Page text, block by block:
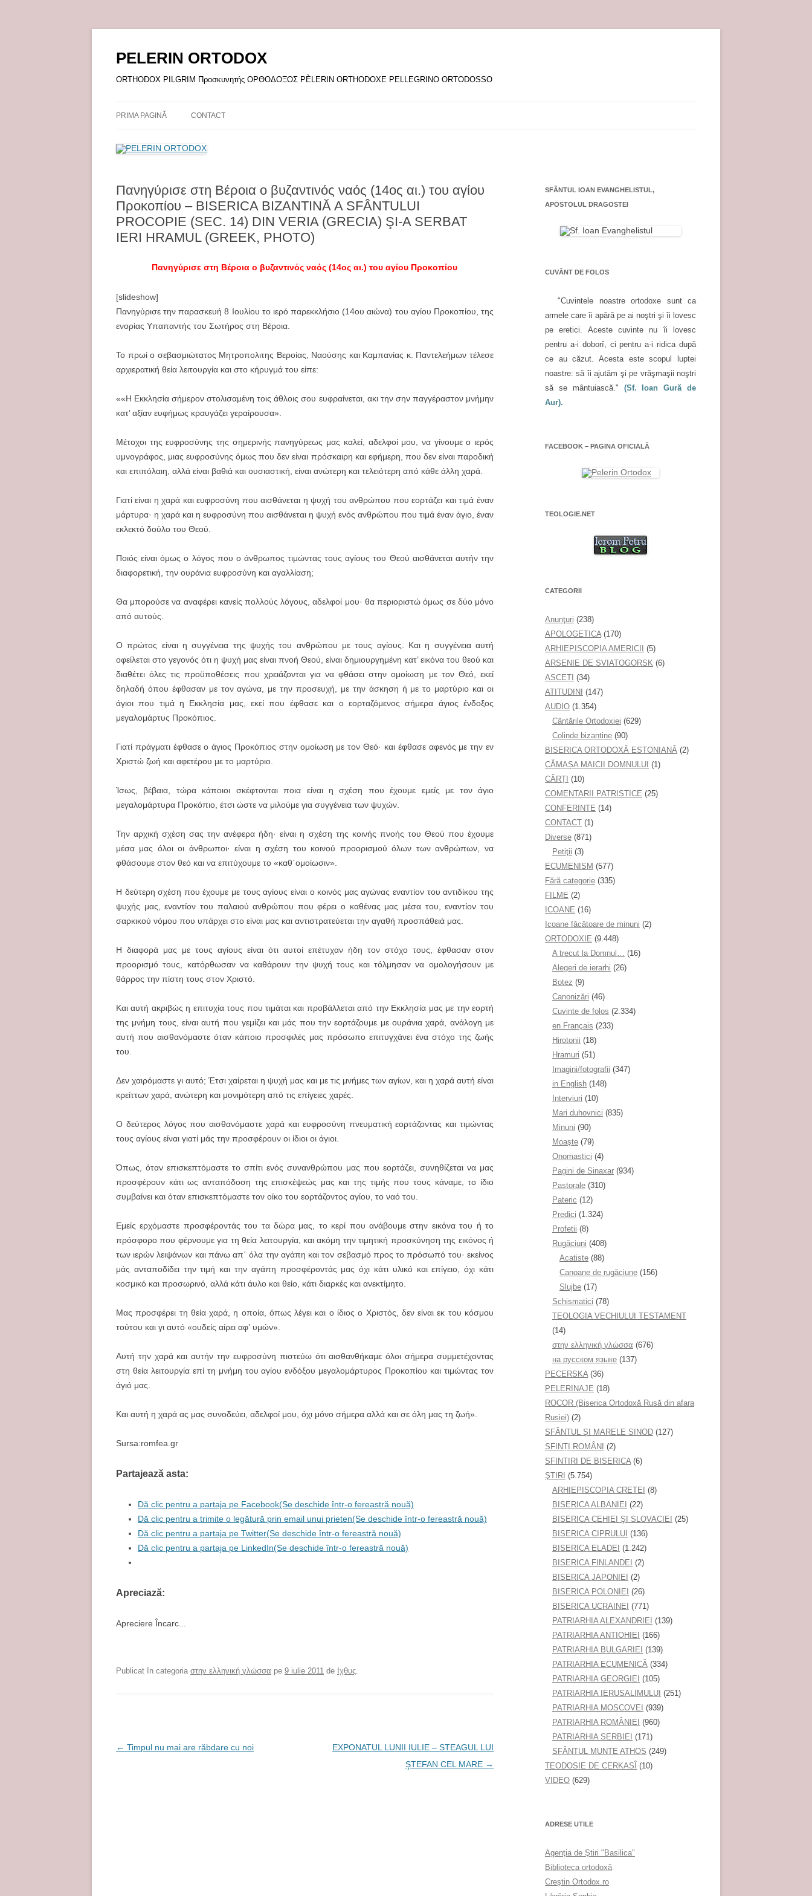
PELERIN ORTODOX
ORTHODOX PILGRIM Προσκυνητής ΟΡΘΟΔΟΞΟΣ PÈLERIN ORTHODOXE PELLEGRINO ORTODOSSO
PRIMA PAGINĂ CONTACT
Πανηγύρισε στη Βέροια ο βυζαντινός ναός (14ος αι.) του αγίου
Προκοπίου – BISERICA BIZANTINĂ A SFÂNTULUI
PROCOPIE (SEC. 14) DIN VERIA (GRECIA) ŞI-A SERBAT
IERI HRAMUL (GREEK, PHOTO)
Πανηγύρισε στη Βέροια ο βυζαντινός ναός (14ος αι.) του αγίου Προκοπίου
[slideshow]
Πανηγύρισε την παρασκευή 8 Ιουλίου το ιερό παρεκκλήσιο (14ου αιώνα) του αγίου Προκοπίου, της
ενορίας Υπαπαντής του Σωτήρος στη Βέροια.
Το πρωί ο σεβασμιώτατος Μητροπολιτης Βεροίας, Ναούσης και Καμπανίας κ. Παντελεήμων τέλεσε
αρχιερατική θεία λειτουργία και στο κήρυγμά του είπε:
««Η Εκκλησία σήμερον στολισαμένη τοις άθλοις σου ευφραίνεται, ακι την σην παγγέραστον μνήμην
κατ’ αξίαν ευφήμως κραυγάζει γεραίρουσα».
Μέτοχοι της ευφροσύνης της σημερινής πανηγύρεως μας καλεί, αδελφοί μου, να γίνουμε ο ιερός
υμνογράφος, μιας ευφροσύνης όμως που δεν είναι πρόσκαιρη και εφήμερη, που δεν είναι παροδική
και επιπόλαιη, αλλά είναι βαθιά και ουσιαστική, είναι ανώτερη και τελειότερη από κάθε άλλη χαρά.
Γιατί είναι η χαρά και ευφροσύνη που αισθάνεται η ψυχή του ανθρώπου που εορτάζει και τιμά έναν
μάρτυρα· η χαρά και η ευφροσύνη που αισθάνεται η ψυχή ενός ανθρώπου που τιμά έναν άγιο, έναν
εκλεκτό δούλο του Θεού.
Ποιός είναι όμως ο λόγος που ο άνθρωπος τιμώντας τους αγίους του Θεού αισθάνεται αυτήν την
διαφορετική, την ουράνια ευφροσύνη και αγαλλίαση;
Θα μπορούσε να αναφέρει κανείς πολλούς λόγους, αδελφοί μου· θα περιοριστώ όμως σε δύο μόνο
από αυτούς.
Ο πρώτος είναι η συγγένεια της ψυχής του ανθρώπου με τους αγίους. Και η συγγένεια αυτή
οφείλεται στο γεγονός ότι η ψυχή μας είναι πνοή Θεού, είναι δημιουργημένη κατ’ εικόνα του θεού και
διαθέτει όλες τις προϋποθέσεις που χρειάζονται για να φθάσει στην ομοίωση με τον Θεό, εκεί
δηλαδή όπου έφθασαν με τον αγώνα, με την προσευχή, με την άσκηση ή με το μαρτύριο και οι
άγιοι που τιμά η Εκκλησία μας, εκεί που έφθασε και ο εορταζόμενος σήμερα άγιος ένδοξος
μεγαλομάρτυς Προκόπιος.
Γιατί πράγματι έφθασε ο άγιος Προκόπιος στην ομοίωση με τον Θεό· και έφθασε αφενός με την εν
Χριστώ ζωή και αφετέρου με το μαρτύριο.
Ίσως, βέβαια, τώρα κάποιοι σκέφτονται ποια είναι η σχέση που έχουμε εμείς με τον άγιο
μεγαλομάρτυρα Προκόπιο, έτσι ώστε να μιλούμε για συγγένεια των ψυχών.
Την αρχική σχέση σας την ανέφερα ήδη· είναι η σχέση της κοινής πνοής του Θεού που έχουμε
μέσα μας όλοι οι άνθρωποι· είναι η σχέση του κοινού προορισμού όλων των ανθρώπων, να
φθάσουμε στον θεό και να επιτύχουμε το «καθ΄ομοίωσιν».
Η δεύτερη σχέση που έχουμε με τους αγίους είναι ο κοινός μας αγώνας εναντίον του αντιδίκου της
ψυχής μας, εναντίον του παλαιού ανθρώπου που φέρει ο καθένας μας μέσα του, εναντίον του
σαρκικού νόμου που υπάρχει στο είναι μας και αντιστρατεύεται την αγαθή προσπάθειά μας.
Η διαφορά μας με τους αγίους είναι ότι αυτοί επέτυχαν ήδη τον στόχο τους, έφθασαν στον
προορισμό τους, κατόρθωσαν να καθάρουν την ψυχή τους και τόλμησαν να ομολογήσουν με
θάρρος την πίστη τους στον Χριστό.
Και αυτή ακριβώς η επιτυχία τους που τιμάται και προβάλλεται από την Εκκλησία μας με την εορτή
της μνήμη τους, είναι αυτή που γεμίζει και μάς που την εορτάζουμε με ουράνια χαρά, ανάλογη με
αυτή που αισθανόμαστε όταν κάποιο προσφιλές μας πρόσωπο επιτυγχάνει ένα στόχο της ζωής
του.
Δεν χαιρόμαστε γι αυτό; Έτσι χαίρεται η ψυχή μας και με τις μνήμες των αγίων, και η χαρά αυτή είναι
κρείττων χαρά, ανώτερη και μονιμότερη από τις επίγειες χαρές.
Ο δεύτερος λόγος που αισθανόμαστε χαρά και ευφροσύνη πνευματική εορτάζοντας και τιμώντας
τους αγίους είναι γιατί μάς την προσφέρουν οι ίδιοι οι άγιοι.
Όπως, όταν επισκεπτόμαστε το σπίτι ενός συνανθρώπου μας που εορτάζει, συνηθίζεται να μας
προσφέρουν κάτι ως ανταπόδοση της επισκέψεώς μας και της τιμής που τους κάναμε, το ίδιο
συμβαίνει και όταν επισκεπτόμαστε τον οίκο του εορτάζοντος αγίου, το ναό του.
Εμείς ερχόμαστε προσφέροντάς του τα δώρα μας, το κερί που ανάβουμε στην εικόνα του ή το
πρόσφορο που φέρνουμε για τη θεία λειτουργία, και ακόμη την τιμητική προσκύνηση της εικόνος ή
των ιερών λειψάνων και πάνω απ΄ όλα την αγάπη και τον σεβασμό προς το πρόσωπό του· εκείνος
μάς ανταποδίδει την τιμή και την αγάπη προσφέροντάς μας όχι κάτι υλικό και επίγειο, όχι κάτι
κοσμικό και προσωρινό, αλλά κάτι άυλο και θείο, κάτι διαρκές και ανεκτίμητο.
Μας προσφέρει τη θεία χαρά, η οποία, όπως λέγει και ο ίδιος ο Χριστός, δεν είναι εκ του κόσμου
τούτου και γι αυτό «ουδείς αίρει αφ’ υμών».
Αυτή την χαρά και αυτήν την ευφροσύνη πιστεύω ότι αισθανθήκαμε όλοι σήμερα συμμετέχοντας
στη θεία λειτουργία επί τη μνήμη του αγίου ενδόξου μεγαλομάρτυρος Προκοπίου και τιμώντας τον
άγιό μας.
Και αυτή η χαρά ας μας συνοδεύει, αδελφοί μου, όχι μόνο σήμερα αλλά και σε όλη μας τη ζωή».
Sursa:romfea.gr
Partajează asta:
Dă clic pentru a partaja pe Facebook(Se deschide într-o fereastră nouă)
Dă clic pentru a trimite o legătură prin email unui prieten(Se deschide într-o fereastră nouă)
Dă clic pentru a partaja pe Twitter(Se deschide într-o fereastră nouă)
Dă clic pentru a partaja pe LinkedIn(Se deschide într-o fereastră nouă)
Apreciază:
Apreciere Încarc...
Publicat în categoria στην ελληνική γλώσσα pe 9 iulie 2011 de Ιχθυς.
N
← Timpul nu mai are răbdare cu noi
EXPONATUL LUNII IULIE – STEAGUL LUI
ŞTEFAN CEL MARE →
SFÂNTUL IOAN EVANGHELISTUL,
APOSTOLUL DRAGOSTEI
CUVÂNT DE FOLOS
"Cuvintele noastre ortodoxe sunt ca
armele care îi apără pe ai noştri şi îi lovesc
pe eretici. Aceste cuvinte nu îi lovesc
pentru a-i doborî, ci pentru a-i ridica după
ce au căzut. Acesta este scopul luptei
noastre: să îi ajutăm şi pe vrăşmaşii noştri
să se mântuiască."
(Sf. Ioan Gură de
Aur).
FACEBOOK – PAGINA OFICIALĂ
TEOLOGIE.NET
CATEGORII
Anunţuri (238)
APOLOGETICA(170)
ARHIEPISCOPIA AMERICII
(5)
ARSENIE DE SVIATOGORSK (6)
ASCEȚI (34)
ATITUDINI (147)
AUDIO (1.354)
Cântările Ortodoxiei (629)
Colinde bizantine (90)
BISERICA ORTODOXĂ ESTONIANĂ (2)
CĂMAȘA MAICII DOMNULUI (1)
CĂRȚI (10)
COMENTARII PATRISTICE (25)
CONFERINTE (14)
CONTACT (1)
Diverse (871)
Petiţii (3)
ECUMENISM (577)
Fără categorie (335)
FILME (2)
ICOANE (16)
Icoane făcătoare de minuni (2)
ORTODOXIE (9.448)
A trecut la Domnul… (16)
Alegeri de ierarhi (26)
Botez (9)
Canonizări (46)
Cuvinte de folos (2.334)
en Français (233)
Hirotonii (18)
Hramuri (51)
Imagini/fotografii (347)
in English (148)
Interviuri (10)
Mari duhovnici (835)
Minuni (90)
Moaşte (79)
Onomastici (4)
Pagini de Sinaxar (934)
Pastorale (310)
Pateric (12)
Predici (1.324)
Profetii (8)
Rugăciuni (408)
Acatiste (88)
Canoane de rugăciune (156)
Slujbe (17)
Schismatici (78)
TEOLOGIA VECHIULUI TESTAMENT
(14)
στην ελληνική γλώσσα (676)
на русском языке (137)
PECERSKA(36)
PELERINAJE (18)
ROCOR (Biserica Ortodoxă Rusă din afara
Rusiei) (2)
SFÂNTUL ȘI MARELE SINOD (127)
SFINȚI ROMÂNI (2)
SFINTIRI DE BISERICA(6)
ŞTIRI (5.754)
ARHIEPISCOPIA CRETEI (8)
BISERICA ALBANIEI (22)
BISERICA CEHIEI ŞI SLOVACIEI (25)
BISERICA CIPRULUI (136)
BISERICA ELADEI (1.242)
BISERICA FINLANDEI (2)
BISERICA JAPONIEI (2)
BISERICA POLONIEI (26)
BISERICA UCRAINEI (771)
PATRIARHIA ALEXANDRIEI (139)
PATRIARHIA ANTIOHIEI (166)
PATRIARHIA BULGARIEI (139)
PATRIARHIA ECUMENICĂ (334)
PATRIARHIA GEORGIEI (105)
PATRIARHIA IERUSALIMULUI (251)
PATRIARHIA MOSCOVEI (939)
PATRIARHIA ROMÂNIEI (960)
PATRIARHIA SERBIEI (171)
SFÂNTUL MUNTE ATHOS (249)
TEODOSIE DE CERKASÎ (10)
VIDEO (629)
ADRESE UTILE
Agenţia de Ştiri "Basilica"
Biblioteca ortodoxă
Creştin Ortodox.ro